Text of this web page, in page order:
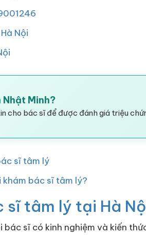
Nội
Nhật Minh?
cho bác sĩ để được đánh giá triệu
sĩ tâm lý
khám bác sĩ tâm lý?
sĩ tâm lý tại Hà
sĩ có kinh nghiệm và kiến